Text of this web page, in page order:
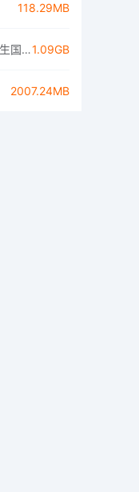
118.29MB
PUBG MOBILE(绝地求生地铁逃生国际服)1.09GB
2007.24MB